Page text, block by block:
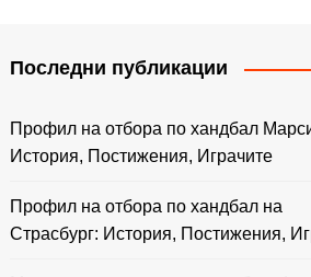
Последни публикации
Профил на отбора по хандбал
История, Постижения, Играчите
Профил на отбора по хандбал на
Страсбург: История, Постижения,